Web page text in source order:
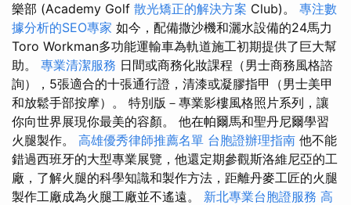
樂部 (Academy Golf 散光矯正的解決方案 Club)。 專注數
據分析的SEO專家 如今，配備撒沙機和灑水設備的24馬力
Toro Workman多功能運輸車為軌道施工初期提供了巨大幫
助。 專業清潔服務 日間或商務化妝課程（男士商務風格諮
詢），5張適合的十張通行證，清漆或凝膠指甲（男士美甲
和放鬆手部按摩）。 特別版－專業影樓風格照片系列，讓
你向世界展現你最美的容顏。 他在帕爾馬和聖丹尼爾學習
火腿製作。 高雄優秀律師推薦名單 台胞證辦理指南 他不能
錯過西班牙的大型專業展覽，他還定期參觀斯洛維尼亞的工
廠，了解火腿的科學知識和製作方法，距離丹麥工匠的火腿
製作工廠成為火腿工廠並不遙遠。 新北專業台胞證服務 高